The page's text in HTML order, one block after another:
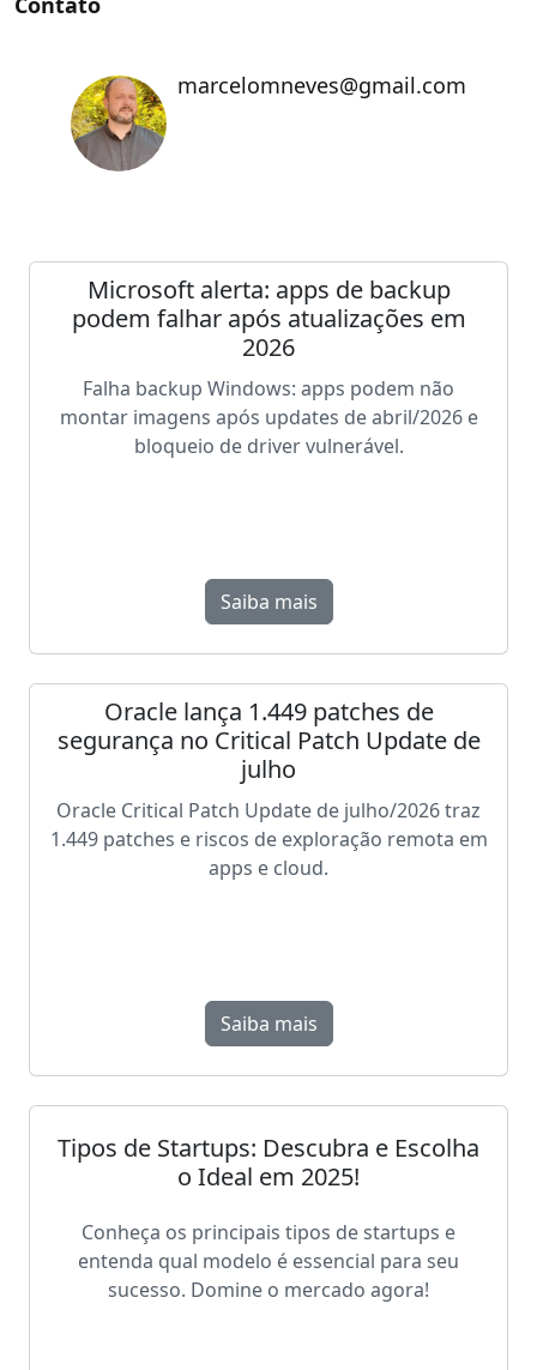
marcelomneves@gmail.com
Microsoft alerta: apps de backup
podem falhar após atualizações em
2026
Falha backup Windows: apps podem não
montar imagens após updates de abril/2026 e
bloqueio de driver vulnerável.
Saiba mais
Oracle lança 1.449 patches de
segurança no Critical Patch Update de
julho
Oracle Critical Patch Update de julho/2026 traz
1.449 patches e riscos de exploração remota em
apps e cloud.
Saiba mais
Tipos de Startups: Descubra e Escolha
o Ideal em 2025!
Conheça os principais tipos de startups e
entenda qual modelo é essencial para seu
sucesso. Domine o mercado agora!